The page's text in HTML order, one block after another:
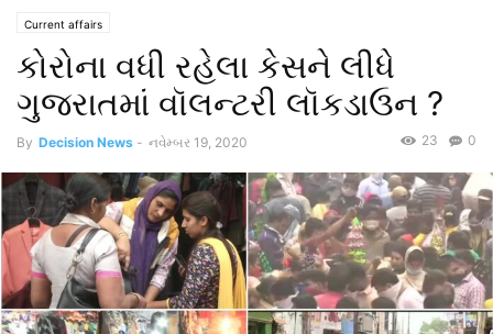
Current affairs
કોરોના વધી રહેલા કેસને લીધે
ગુજરાતમાં વૉલન્ટરી લૉકડાઉન ?
By Decision News - નવેમ્બર 19, 2020 0
23